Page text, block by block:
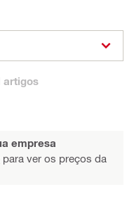
artigos
empresa
para ver os preços da